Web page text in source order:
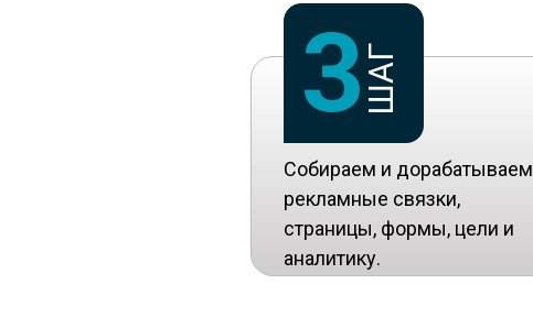
3ШАГ
Собираем и дорабатываем
рекламные связки,
страницы, формы, цели и
аналитику.